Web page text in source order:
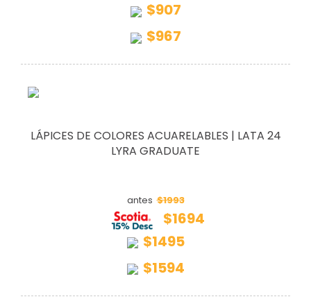
$907
$967
LÁPICES DE COLORES ACUARELABLES | LATA 24
LYRA GRADUATE
antes $1993
$1694
$1495
$1594